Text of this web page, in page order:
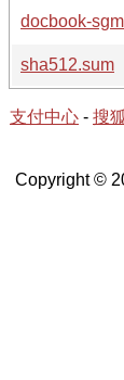
docbook-
sha512.sum
支付中心 - 搜
Copyright ©